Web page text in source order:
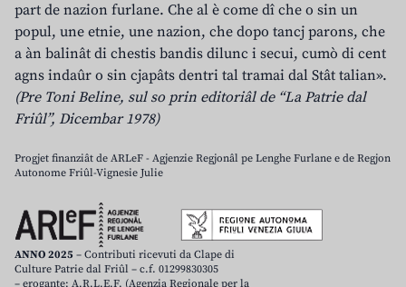
part de nazion furlane. Che al è come dî che o sin un
popul, une etnie, une nazion, che dopo tancj parons, che
a àn balinât di chestis bandis dilunc i secui, cumò di cent
agns indaûr o sin cjapâts dentri tal tramai dal Stât talian».
(Pre Toni Beline, sul so prin editoriâl de “La Patrie dal
Friûl”, Dicembar 1978)
Progjet finanziât de ARLeF - Agjenzie Regjonâl pe Lenghe Furlane e de Regjon
Autonome Friûl-Vignesie Julie
ANNO 2025 – Contributi ricevuti da Clape di
Culture Patrie dal Friûl – c.f. 01299830305
– erogante: A.R.L.E.F. (Agenzia Regionale per la